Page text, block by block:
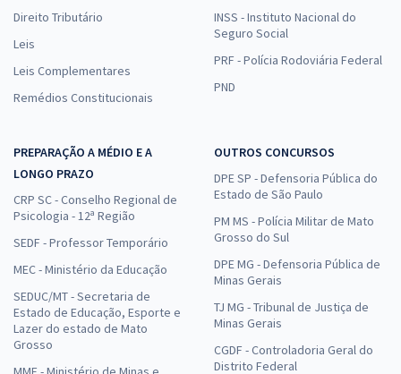
Direito Tributário
Leis
Leis Complementares
Remédios Constitucionais
INSS - Instituto Nacional do
Seguro Social
PRF - Polícia Rodoviária Federal
PND
PREPARAÇÃO A MÉDIO E A
LONGO PRAZO
CRP SC - Conselho Regional de
Psicologia - 12ª Região
SEDF - Professor Temporário
MEC - Ministério da Educação
SEDUC/MT - Secretaria de
Estado de Educação, Esporte e
Lazer do estado de Mato
Grosso
OUTROS CONCURSOS
DPE SP - Defensoria Pública do
Estado de São Paulo
PM MS - Polícia Militar de Mato
Grosso do Sul
DPE MG - Defensoria Pública de
Minas Gerais
TJ MG - Tribunal de Justiça de
Minas Gerais
CGDF - Controladoria Geral do
Distrito Federal